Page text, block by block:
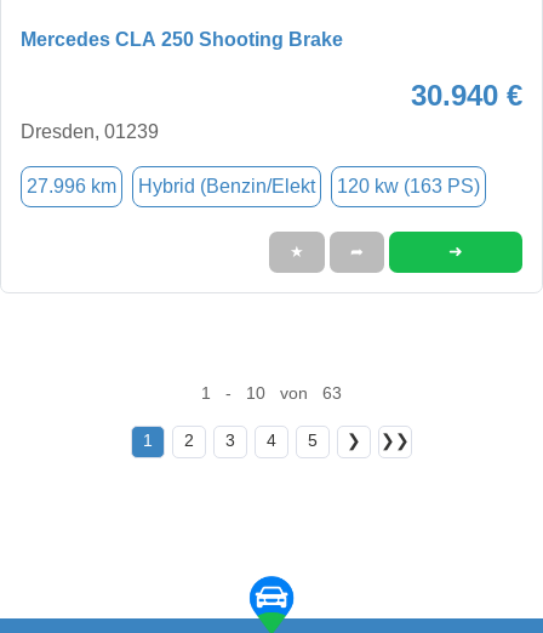
Mercedes CLA 250 Shooting Brake
30.940 €
Dresden, 01239
27.996 km Hybrid (Benzin/Elekt 120 kw (163 PS)
★ ➦ ➜
1 - 10 von 63
1 2 3 4 5 ❯ ❯❯